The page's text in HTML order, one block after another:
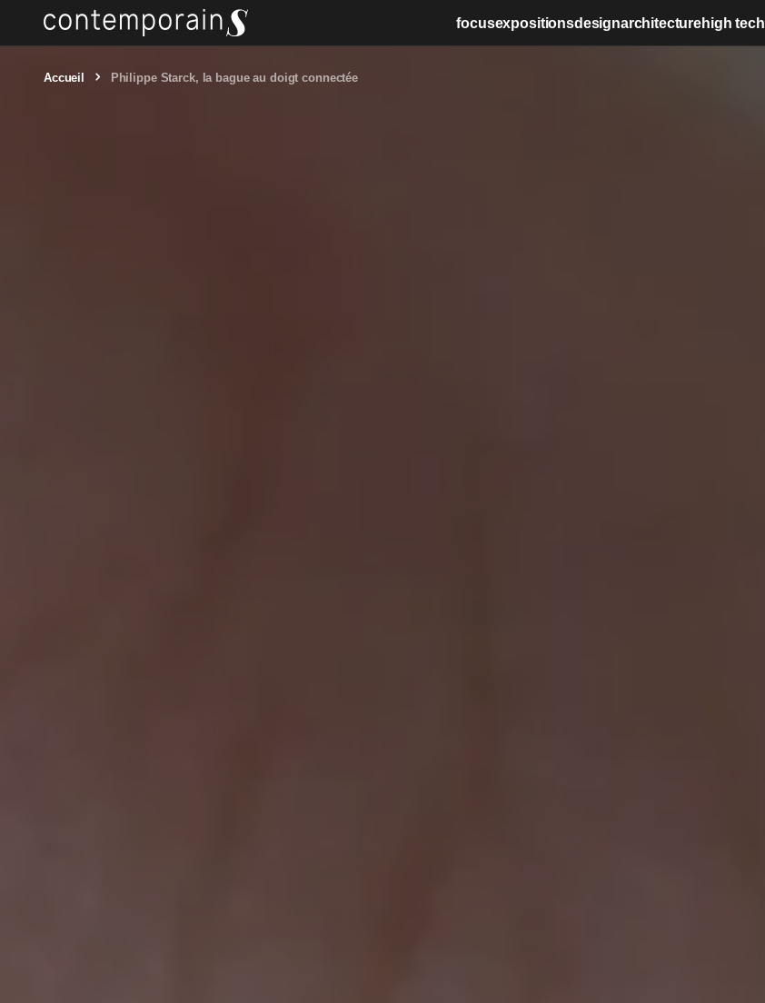
focusexpositionsdesignarchitecturehigh tech
Accueil Philippe Starck, la bague au doigt connectée